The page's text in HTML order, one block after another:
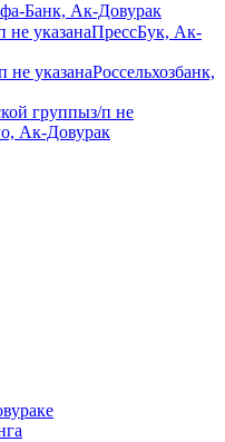
Банк, Ак-Довурак
не указанаПрессБук, Ак-
не указанаРоссельхозбанк,
группыз/п не
Ак-Довурак